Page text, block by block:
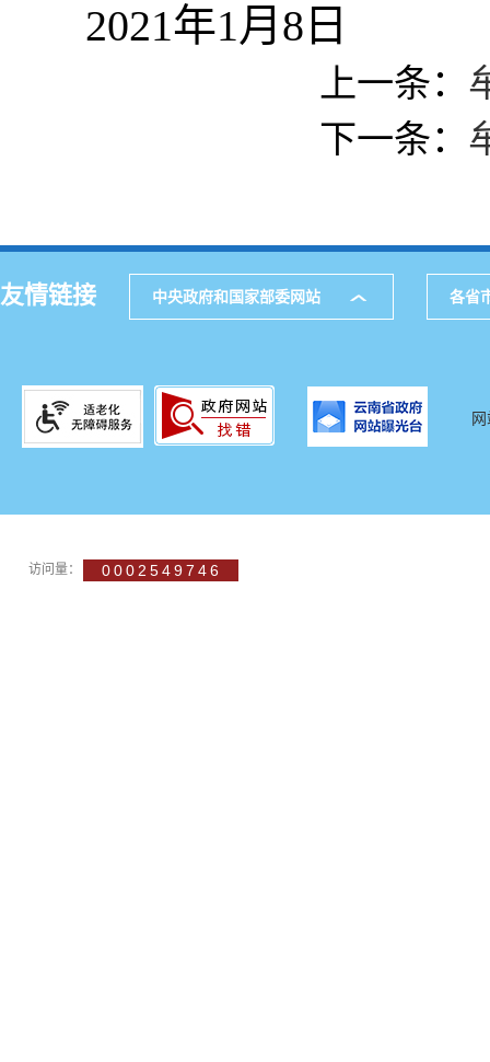
2021年1月8日
上一条：
下一条：
友情链接 中央政府和国家部委网站 各省
访问量： 0002549746